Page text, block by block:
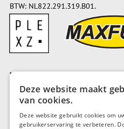
BTW: NL822.291.319.B01.
Voorwaarden
Op alle leveringen en diensten
leverings- en
Deze website maakt
van cookies.
Deze website gebruikt cookies om
gebruikerservaring te verbeteren.